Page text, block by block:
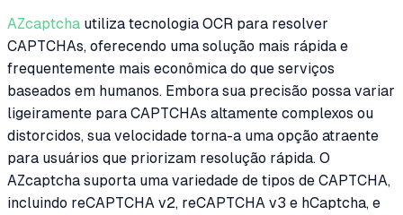
AZcaptcha utiliza tecnologia OCR para resolver
CAPTCHAs, oferecendo uma solução mais rápida e
frequentemente mais econômica do que serviços
baseados em humanos. Embora sua precisão possa variar
ligeiramente para CAPTCHAs altamente complexos ou
distorcidos, sua velocidade torna-a uma opção atraente
para usuários que priorizam resolução rápida. O
AZcaptcha suporta uma variedade de tipos de CAPTCHA,
incluindo reCAPTCHA v2, reCAPTCHA v3 e hCaptcha, e